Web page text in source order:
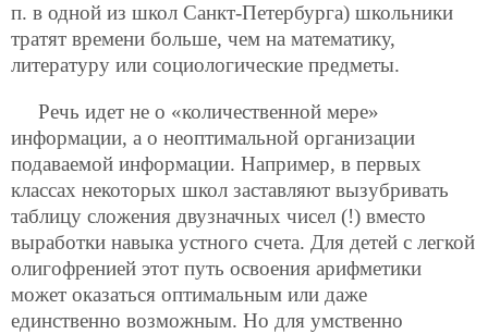
п. в одной из школ Санкт-Петербурга) школьники
тратят времени больше, чем на математику,
литературу или социологические предметы.
Речь идет не о «количественной мере»
информации, а о неоптимальной организации
подаваемой информации. Например, в первых
классах некоторых школ заставляют вызубривать
таблицу сложения двузначных чисел (!) вместо
выработки навыка устного счета. Для детей с легкой
олигофренией этот путь освоения арифметики
может оказаться оптимальным или даже
единственно возможным. Но для умственно